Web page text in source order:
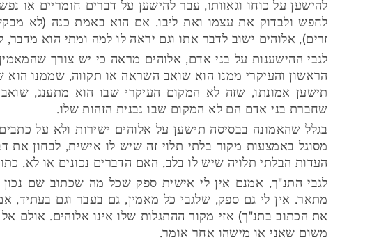
להישען על כוחו וגאוותו, עבר להישען על דברים חומריים או
לחפש ולבדוק את עצמו ואת ליבו. אם הוא באמת כנה (לא
זרים), אלוהים ישוב לדבר אתו וגם יראה לו למה ומתי הוא
לגבי ההישענות על בני אדם, אלוהים מראה כי יש צורך שהמאמין
הראשון והעיקרי ממנו הוא שואב השראה או תקווה, שממנו
תישען אמונתו, שזה לא המקום העיקרי שבו הוא מתענג,
שחברת בני אדם הם לא המקום שבו נבנית הזהות שלו.
בגלל שהאמונה בבסיסה תישען על אלוהים ישירות ולא על
מסוגל באמצעות מקור בלתי תלוי זה שיש לו אישית, לבחון
העדות הבלתי תלויה שיש לו בלב, האם הדברים נכונים או לא.
לגבי התנ"ך, אמנם אין לי אישית ספק שכל מה שכתוב שם
מתאר. אין לי גם ספק, שלגבי כל מאמין, גם בעבר וגם בעתיד,
את הכתוב בתנ"ך) אזי מקור ההתגלות שלו אינו אלוהים. אולם
משום שאני או מישהו אחר אומר.